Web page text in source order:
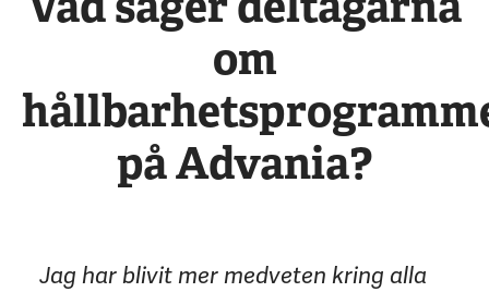
om
på Advania?
Jag har blivit mer medveten kring alla